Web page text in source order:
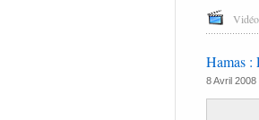
Vidéo
Hamas :
8 Avril 2008